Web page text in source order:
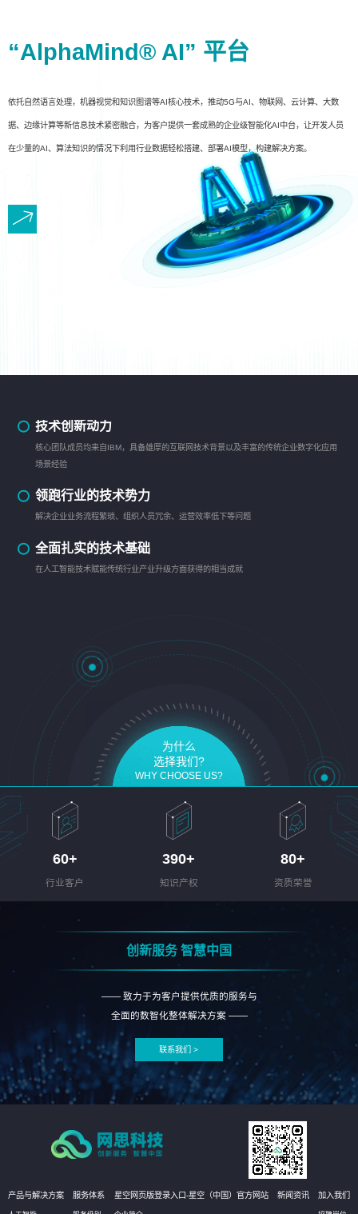
“AlphaMind® AI” 平台
依托自然语言处理，机器视觉和知识图谱等AI核心技术，推动5G与AI、物联网、云计算、大数
据、边缘计算等新信息技术紧密融合，为客户提供一套成熟的企业级智能化AI中台，让开发人员
在少量的AI、算法知识的情况下利用行业数据轻松搭建、部署AI模型，构建解决方案。
技术创新动力
核心团队成员均来自IBM，具备雄厚的互联网技术背景以及丰富的传统企业数字化应用
场景经验
领跑行业的技术势力
解决企业业务流程繁琐、组织人员冗余、运营效率低下等问题
全面扎实的技术基础
在人工智能技术赋能传统行业产业升级方面获得的相当成就
为什么
选择我们?
WHY CHOOSE US?
60+
行业客户
390+
知识产权
80+
资质荣誉
创新服务 智慧中国
—— 致力于为客户提供优质的服务与
全面的数智化整体解决方案 ——
联系我们 >
产品与解决方案 服务体系 星空网页版登录入口-星空（中国）官方网站 新闻资讯 加入我们